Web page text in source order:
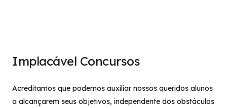
Implacável Concursos
Acreditamos que podemos auxiliar nossos queridos alunos
a alcançarem seus objetivos, independente dos obstáculos